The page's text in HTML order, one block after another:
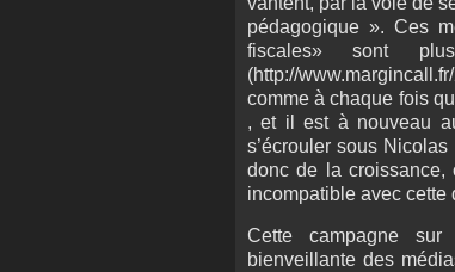
pédagogique ». Ces
fiscales» sont
(http://
comme à chaque fois
, et il est à nouveau
s’écrouler sous
donc de la
incompatible avec
Cette campagne sur
bienveillante des